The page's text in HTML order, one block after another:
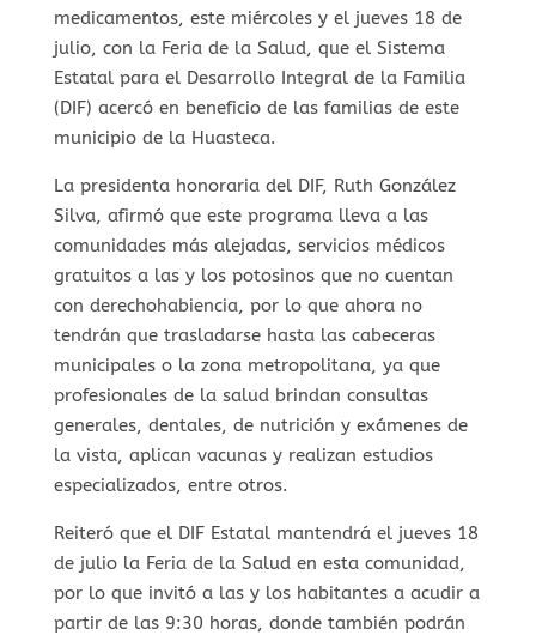
medicamentos, este miércoles y el jueves 18 de
julio, con la Feria de la Salud, que el Sistema
Estatal para el Desarrollo Integral de la Familia
(DIF) acercó en beneficio de las familias de este
municipio de la Huasteca.
La presidenta honoraria del DIF, Ruth González
Silva, afirmó que este programa lleva a las
comunidades más alejadas, servicios médicos
gratuitos a las y los potosinos que no cuentan
con derechohabiencia, por lo que ahora no
tendrán que trasladarse hasta las cabeceras
municipales o la zona metropolitana, ya que
profesionales de la salud brindan consultas
generales, dentales, de nutrición y exámenes de
la vista, aplican vacunas y realizan estudios
especializados, entre otros.
Reiteró que el DIF Estatal mantendrá el jueves 18
de julio la Feria de la Salud en esta comunidad,
por lo que invitó a las y los habitantes a acudir a
partir de las 9:30 horas, donde también podrán